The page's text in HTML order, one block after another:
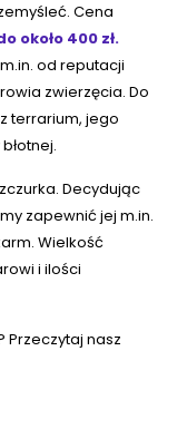
Cena
około 400 zł.
od reputacji
zwierzęcia. Do
terrarium, jego
Decydując
zapewnić jej m.in.
Wielkość
i ilości
Przeczytaj nasz